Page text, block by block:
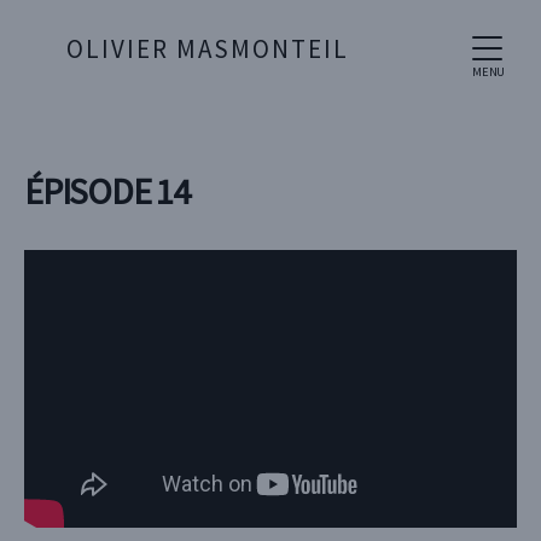
MENU
OLIVIER MASMONTEIL
ÉPISODE 14